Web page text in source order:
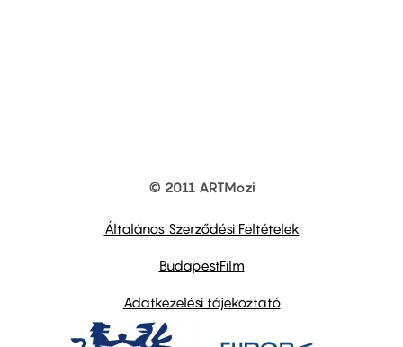
© 2011 ARTMozi
Általános Szerződési Feltételek
BudapestFilm
Adatkezelési tájékoztató